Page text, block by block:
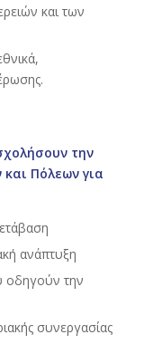
και των
την
Πόλεων για
ανάπτυξη
οδηγούν την
συνεργασίας